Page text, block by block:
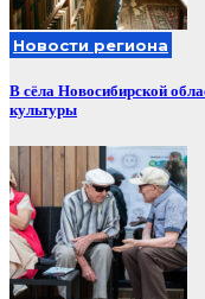
Новости региона
В сёла Новосибирской
культуры